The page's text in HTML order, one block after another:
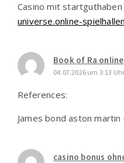
Casino mit startguthaben
universe.online-
Book of Ra online
04.07.2026 um 3:13 Uhr
References:
James bond aston martin
casino bonus